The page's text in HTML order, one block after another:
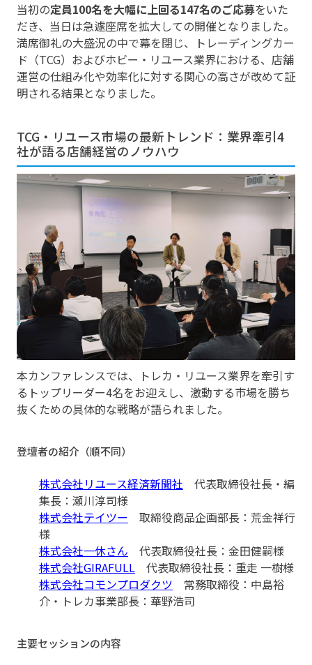
当初の定員100名を大幅に上回る147名のご応募をいた
だき、当日は急遽座席を拡大しての開催となりました。
満席御礼の大盛況の中で幕を閉じ、トレーディングカー
ド（TCG）およびホビー・リユース業界における、店舗
運営の仕組み化や効率化に対する関心の高さが改めて証
明される結果となりました。
TCG・リユース市場の最新トレンド：業界牽引4
社が語る店舗経営のノウハウ
本カンファレンスでは、トレカ・リユース業界を牽引す
るトップリーダー4名をお迎えし、激動する市場を勝ち
抜くための具体的な戦略が語られました。
登壇者の紹介（順不同）
株式会社リユース経済新聞社 代表取締役社長・編
集長：瀬川淳司様
株式会社テイツー 取締役商品企画部長：荒金祥行
様
株式会社一休さん 代表取締役社長：金田健嗣様
株式会社GIRAFULL代表取締役社長：重走 一樹様
株式会社コモンプロダクツ 常務取締役：中島裕
介・トレカ事業部長：華野浩司
主要セッションの内容